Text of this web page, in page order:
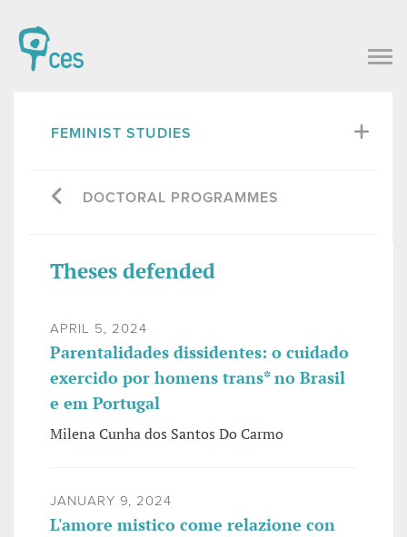
FEMINIST STUDIES
DOCTORAL PROGRAMMES
Theses defended
APRIL 5, 2024
Parentalidades dissidentes: o cuidado
exercido por homens trans* no Brasil
e em Portugal
Milena Cunha dos Santos Do Carmo
JANUARY 9, 2024
L'amore mistico come relazione con